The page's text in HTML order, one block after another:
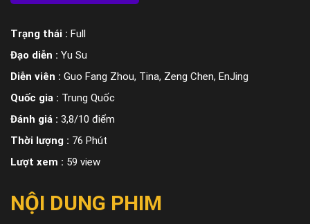
Trạng thái : Full
Đạo diễn : Yu Su
Diễn viên : Guo Fang Zhou, Tina, Zeng Chen, EnJing
Quốc gia : Trung Quốc
Đánh giá : 3,8/10 điểm
Thời lượng : 76 Phút
Lượt xem : 59 view
NỘI DUNG PHIM